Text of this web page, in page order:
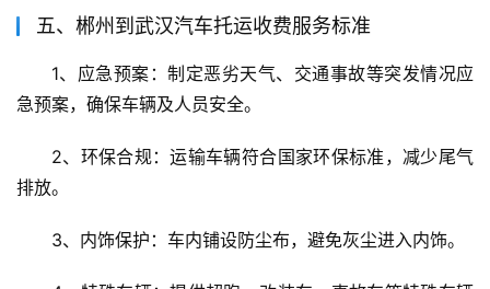
五、郴州到武汉汽车托运收费服务标准
1、应急预案：制定恶劣天气、交通事故等突发情况应
急预案，确保车辆及人员安全。
2、环保合规：运输车辆符合国家环保标准，减少尾气
排放。
3、内饰保护：车内铺设防尘布，避免灰尘进入内饰。